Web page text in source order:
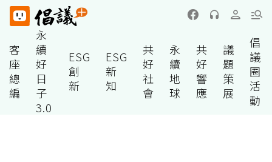
客
座
總
編
永
續
好
日
子
3.0
ESG
創
新
ESG
新
知
共
好
社
會
永
續
地
球
共
好
響
應
議
題
策
展
倡
議
圈
活
動